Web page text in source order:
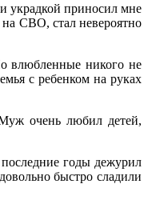
украдкой приносил мне
СВО, стал невероятно
влюбленные никого не
с ребенком на руках
очень любил детей,
годы дежурил
быстро сладили